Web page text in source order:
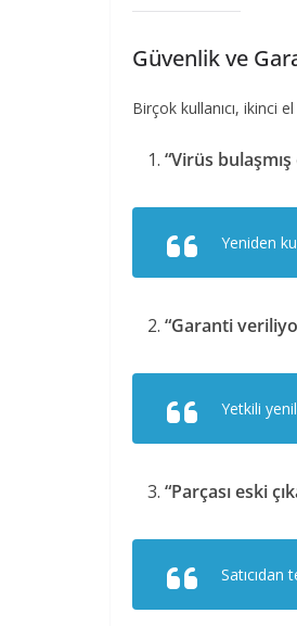
Güvenlik ve
Birçok kullanıcı, ikinci
“Virüs
Yeniden
“Garanti
Yetkili
“Parçası eski